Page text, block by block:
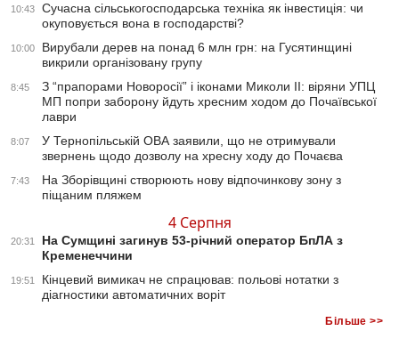
10:43
Сучасна сільськогосподарська техніка як інвестиція: чи
окуповується вона в господарстві?
10:00
Вирубали дерев на понад 6 млн грн: на Гусятинщині
викрили організовану групу
8:45
З “прапорами Новоросії” і іконами Миколи ІІ: віряни УПЦ
МП попри заборону йдуть хресним ходом до Почаївської
лаври
8:07
У Тернопільській ОВА заявили, що не отримували
звернень щодо дозволу на хресну ходу до Почаєва
7:43
На Зборівщині створюють нову відпочинкову зону з
піщаним пляжем
4 Серпня
20:31
На Сумщині загинув 53-річний оператор БпЛА з
Кременеччини
19:51
Кінцевий вимикач не спрацював: польові нотатки з
діагностики автоматичних воріт
Більше >>